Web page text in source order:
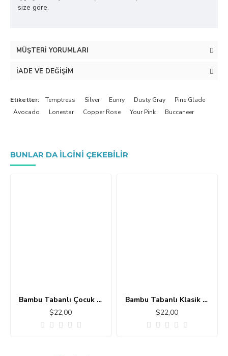
size göre.
MÜŞTERI YORUMLARI
İADE VE DEĞIŞIM
Etiketler: Temptress Silver Eunry Dusty Gray
Pine Glade
Avocado
Lonestar Copper Rose Your Pink Buccaneer
BUNLAR DA ILGINI ÇEKEBILIR
Bambu Tabanlı Çocuk Halısı MC101
$22,00
Bambu Tabanlı Klasik Halı MS109
$22,00